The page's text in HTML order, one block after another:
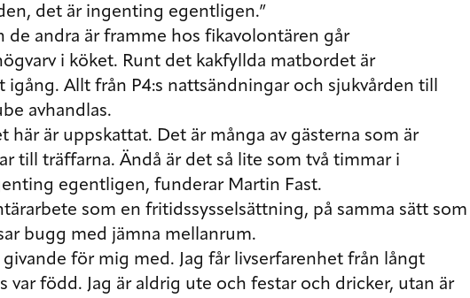
det är ingenting egentligen.”
de andra är framme hos fikavolontären går
i köket. Runt det kakfyllda matbordet är
igång. Allt från P4:s nattsändningar och sjukvården till
avhandlas.
här är uppskattat. Det är många av gästerna som är
till träffarna. Ändå är det så lite som två timmar i
egentligen, funderar Martin Fast.
som en fritidssysselsättning, på samma sätt som
bugg med jämna mellanrum.
för mig med. Jag får livserfarenhet från långt
var född. Jag är aldrig ute och festar och dricker, utan är